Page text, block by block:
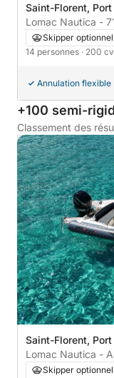
Saint-Florent,
Lomac Nautica -
Skipper optionnel
14 personnes · 200 cv
Annulation flexible
+100 semi-
Classement des
Saint-Florent,
Lomac Nautica -
Skipper optionnel